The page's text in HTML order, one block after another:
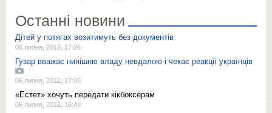
Останні новини
Дітей у потягах возитимуть без документів
06 липня, 2012, 17:26
Гузар вважає нинішню владу невдалою і чекає реакції українців
06 липня, 2012, 17:05
«Естет» хочуть передати кікбоксерам
06 липня, 2012, 16:49